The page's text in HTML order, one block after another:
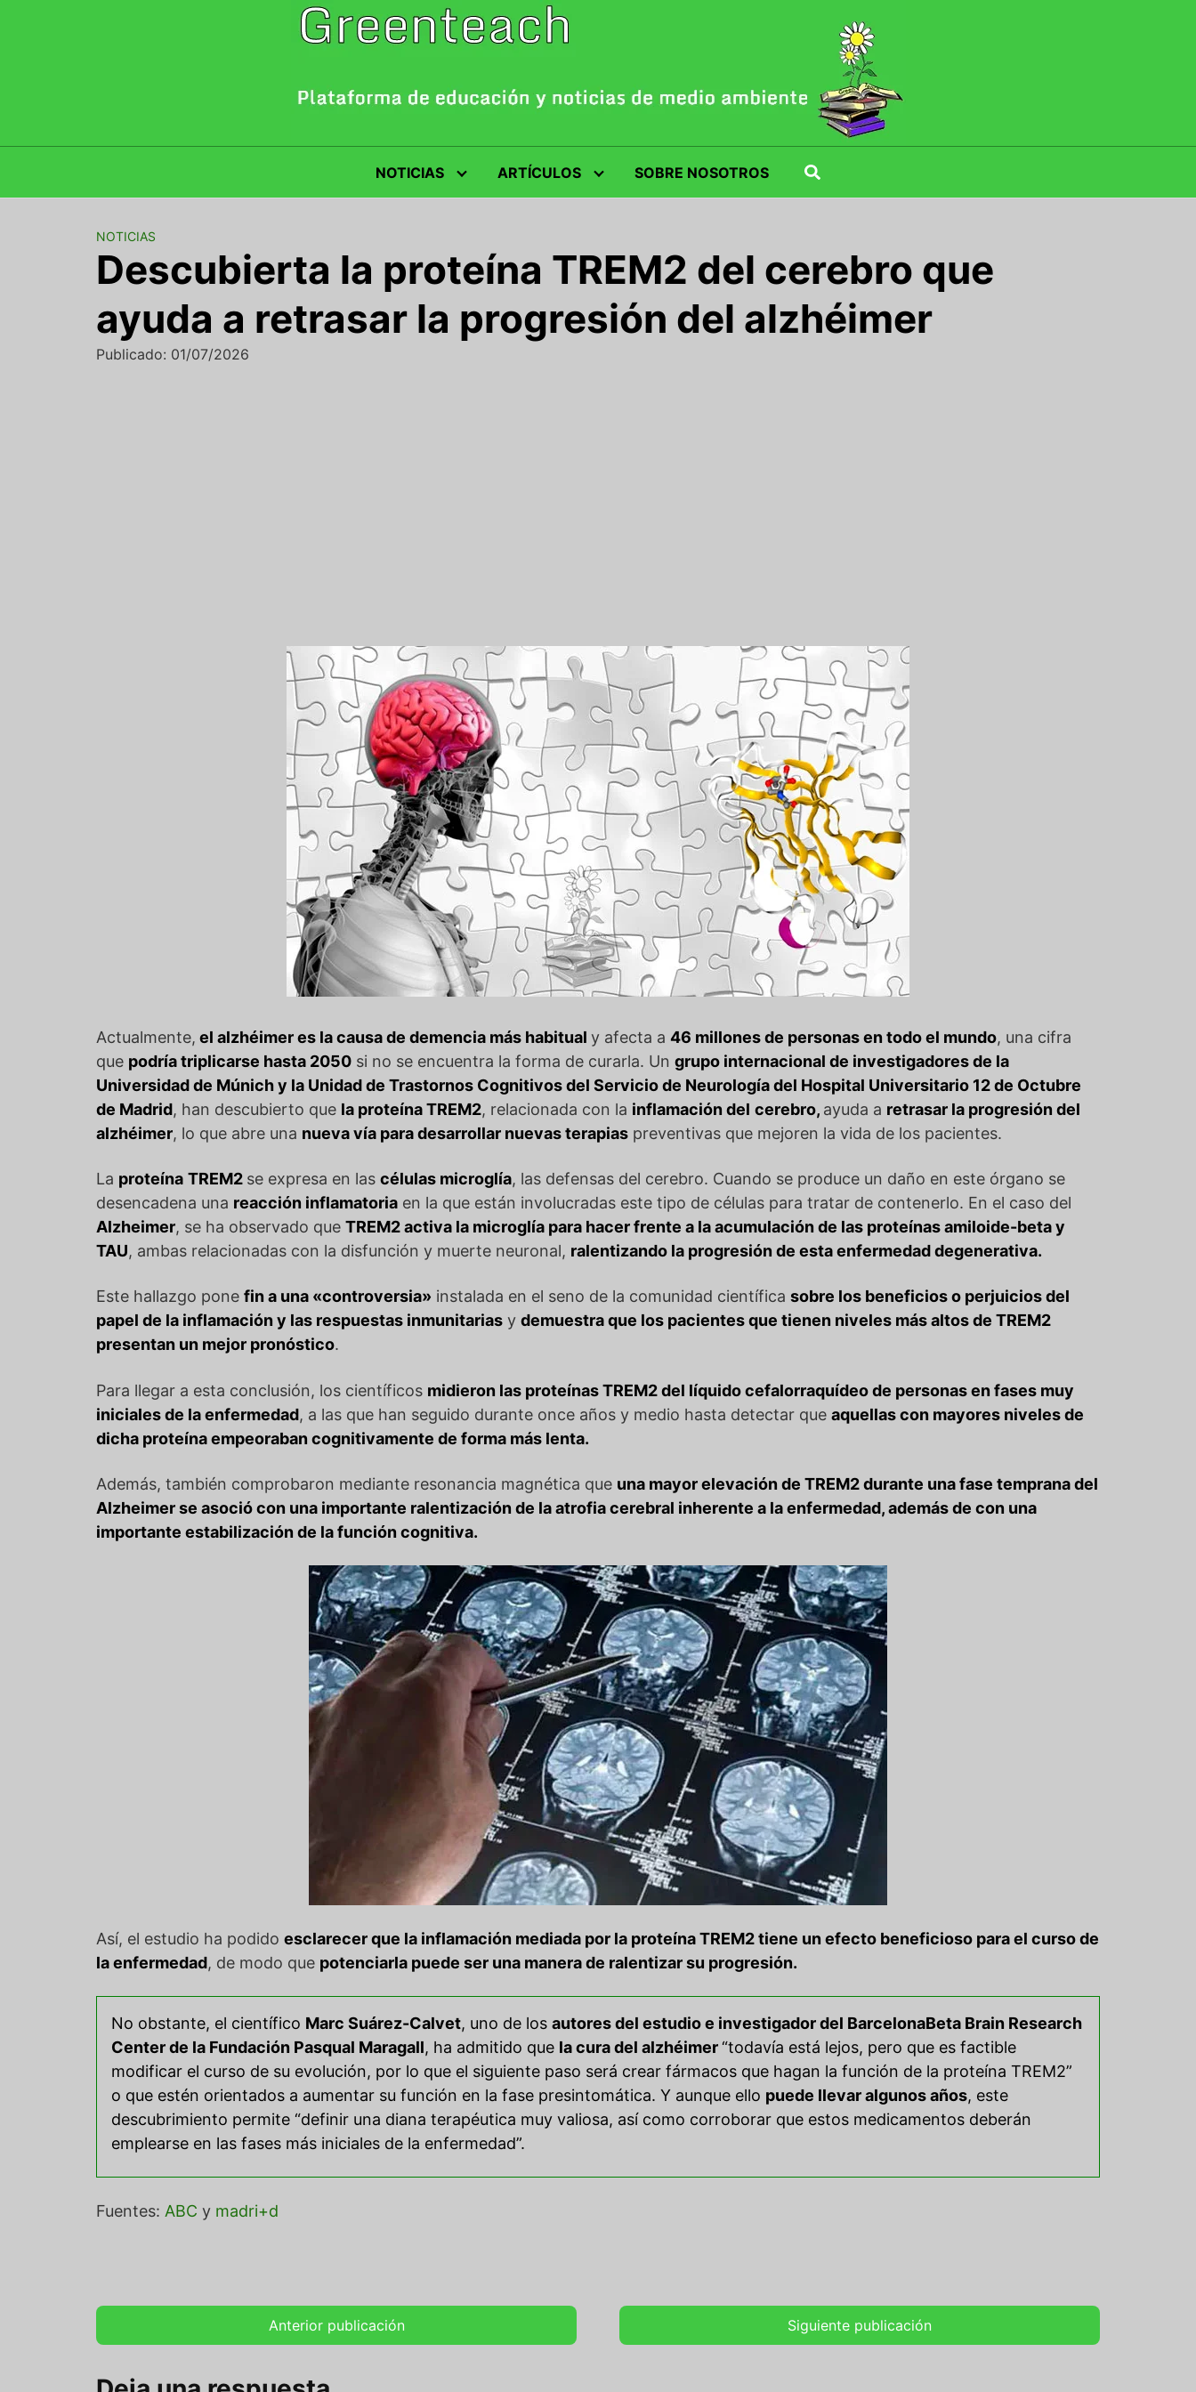
NOTICIAS ARTÍCULOS SOBRE NOSOTROS
NOTICIAS
Descubierta la proteína TREM2 del cerebro que
ayuda a retrasar la progresión del alzhéimer
Publicado: 01/07/2026
Actualmente, el alzhéimer es la causa de demencia más habitual y afecta a 46 millones de personas en todo el mundo, una cifra
que podría triplicarse hasta 2050 si no se encuentra la forma de curarla. Un grupo internacional de investigadores de la
Universidad de Múnich y la Unidad de Trastornos Cognitivos del Servicio de Neurología del Hospital Universitario 12 de Octubre
de Madrid, han descubierto que la proteína TREM2, relacionada con la inflamación del cerebro, ayuda a retrasar la progresión del
alzhéimer, lo que abre una nueva vía para desarrollar nuevas terapias preventivas que mejoren la vida de los pacientes.
La proteína TREM2 se expresa en las células microglía, las defensas del cerebro. Cuando se produce un daño en este órgano se
desencadena una reacción inflamatoria en la que están involucradas este tipo de células para tratar de contenerlo. En el caso del
Alzheimer, se ha observado que TREM2 activa la microglía para hacer frente a la acumulación de las proteínas amiloide-beta y
TAU, ambas relacionadas con la disfunción y muerte neuronal, ralentizando la progresión de esta enfermedad degenerativa.
Este hallazgo pone fin a una «controversia» instalada en el seno de la comunidad científica sobre los beneficios o perjuicios del
papel de la inflamación y las respuestas inmunitarias y demuestra que los pacientes que tienen niveles más altos de TREM2
presentan un mejor pronóstico.
Para llegar a esta conclusión, los científicos midieron las proteínas TREM2 del líquido cefalorraquídeo de personas en fases muy
iniciales de la enfermedad, a las que han seguido durante once años y medio hasta detectar que aquellas con mayores niveles de
dicha proteína empeoraban cognitivamente de forma más lenta.
Además, también comprobaron mediante resonancia magnética que una mayor elevación de TREM2 durante una fase temprana del
Alzheimer se asoció con una importante ralentización de la atrofia cerebral inherente a la enfermedad, además de con una
importante estabilización de la función cognitiva.
Así, el estudio ha podido esclarecer que la inflamación mediada por la proteína TREM2 tiene un efecto beneficioso para el curso de
la enfermedad, de modo que potenciarla puede ser una manera de ralentizar su progresión.
No obstante, el científico Marc Suárez-Calvet, uno de los autores del estudio e investigador del BarcelonaBeta Brain Research
Center de la Fundación Pasqual Maragall, ha admitido que la cura del alzhéimer“todavía está lejos, pero que es factible
modificar el curso de su evolución, por lo que el siguiente paso será crear fármacos que hagan la función de la proteína TREM2”
o que estén orientados a aumentar su función en la fase presintomática. Y aunque ello puede llevar algunos años, este
descubrimiento permite “definir una diana terapéutica muy valiosa, así como corroborar que estos medicamentos deberán
emplearse en las fases más iniciales de la enfermedad”.
Fuentes: ABC y madri+d
Anterior publicación Siguiente publicación